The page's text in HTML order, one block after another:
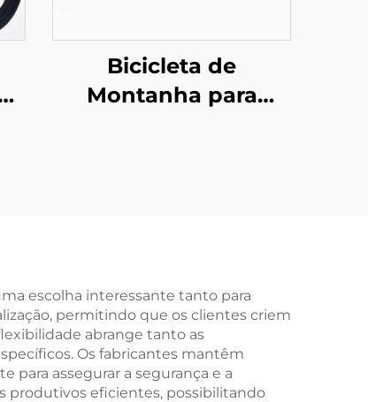
Bicicleta de
Montanha para
Variáveis e Garfo de
Aço, Presente
Perfeito
escolha interessante tanto para
permitindo que os clientes criem
abrange tanto as
Os fabricantes mantêm
assegurar a segurança e a
produtivos eficientes, possibilitando